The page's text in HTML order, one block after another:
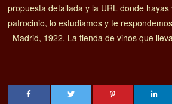
propuesta detallada y la URL donde
patrocinio, lo estudiamos y te
Madrid, 1922. La tienda de vinos que